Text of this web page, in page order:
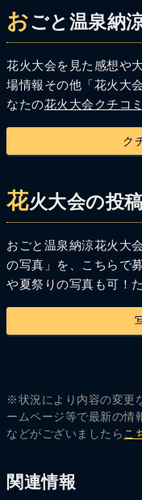
おごと温泉納
花火大会を見た感想や
場情報その他「花火大
なたの花火大会クチコミ
ク
花火大会の投
おごと温泉納涼花火大
の写真」を、こちらで
や夏祭りの写真も可！
※状況により内容の変更
ームページ等で最新の情
などがございましたら こ
関連情報